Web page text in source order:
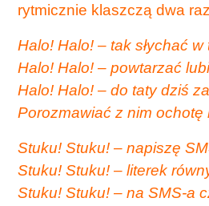
rytmicznie klaszczą dwa
Halo! Halo! – tak słychać w
Halo! Halo! – powtarzać
Halo! Halo! – do taty dziś
Porozmawiać z nim ochotę
Stuku! Stuku! – napiszę
Stuku! Stuku! – literek
Stuku! Stuku! – na SMS-a